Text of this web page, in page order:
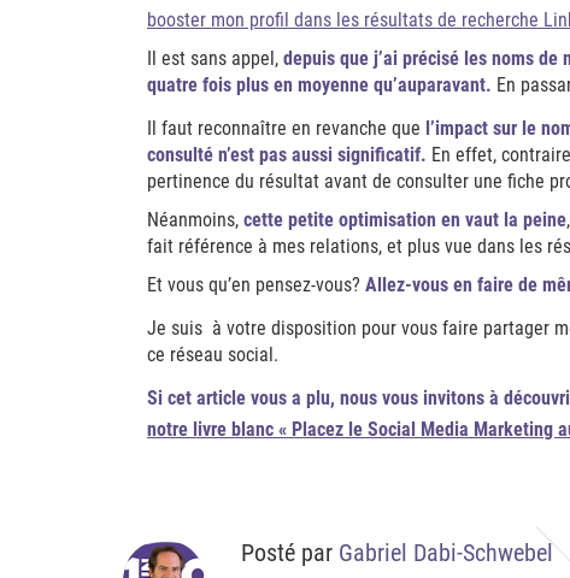
booster mon profil dans les résultats de recherche
Il est sans appel, depuis que j’ai précisé les noms
quatre fois plus en moyenne qu’auparavant. En
Il faut reconnaître en revanche que l’impact sur le
consulté n’est pas aussi significatif. En effet,
pertinence du résultat avant de consulter une fiche
Néanmoins, cette petite optimisation en vaut la peine
fait référence à mes relations, et plus vue dans les
Et vous qu’en pensez-vous? Allez-vous en faire de
Je suis à votre disposition pour vous faire partager
ce réseau social.
Si cet article vous a plu, nous vous invitons à
notre livre blanc « Placez le Social Media Marketing
Posté par Gabriel Dabi-Schwebel